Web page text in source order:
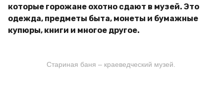
которые горожане охотно сдают в музей. Это
одежда, предметы быта, монеты и бумажные
купюры, книги и многое другое.
Стариная баня – краеведческий музей.